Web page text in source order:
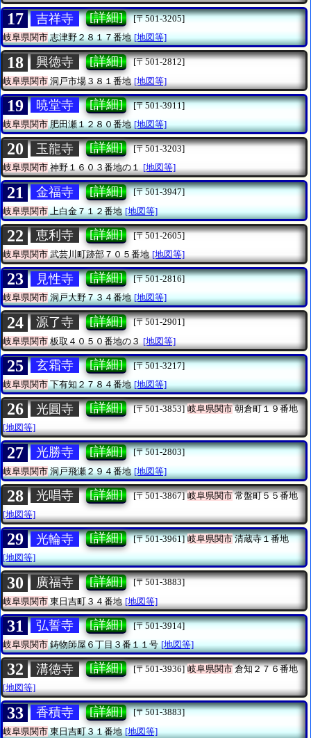
17 吉祥寺 [詳細]
[〒501-3205]
岐阜県関市志津野２８１７番地 [地図等]
18 興徳寺 [詳細]
[〒501-2812]
岐阜県関市 洞戸市場３８１番地 [地図等]
19 暁堂寺 [詳細]
[〒501-3911]
岐阜県関市肥田瀬１２８０番地 [地図等]
20 玉龍寺 [詳細]
[〒501-3203]
岐阜県関市神野１６０３番地の１ [地図等]
21 金福寺 [詳細]
[〒501-3947]
岐阜県関市上白金７１２番地 [地図等]
22 恵利寺 [詳細]
[〒501-2605]
岐阜県関市 武芸川町跡部７０５番地 [地図等]
23 見性寺 [詳細]
[〒501-2816]
岐阜県関市洞戸大野７３４番地 [地図等]
24 源了寺 [詳細]
[〒501-2901]
岐阜県関市 板取４０５０番地の３ [地図等]
25 玄霜寺 [詳細]
[〒501-3217]
岐阜県関市下有知２７８４番地 [地図等]
26 光圓寺 [詳細] [〒501-3853] 岐阜県関市朝倉町１９番地
[地図等]
27 光勝寺 [詳細]
[〒501-2803]
岐阜県関市洞戸飛瀬２９４番地 [地図等]
28 光唱寺 [詳細] [〒501-3867] 岐阜県関市常盤町５５番地
[地図等]
29 光輪寺 [詳細] [〒501-3961] 岐阜県関市清蔵寺１番地
[地図等]
30 廣福寺 [詳細]
[〒501-3883]
岐阜県関市 東日吉町３４番地 [地図等]
31 弘誓寺 [詳細]
[〒501-3914]
岐阜県関市鋳物師屋６丁目３番１１号 [地図等]
32 溝徳寺 [詳細] [〒501-3936] 岐阜県関市倉知２７６番地
[地図等]
33 香積寺 [詳細]
[〒501-3883]
岐阜県関市東日吉町３１番地 [地図等]